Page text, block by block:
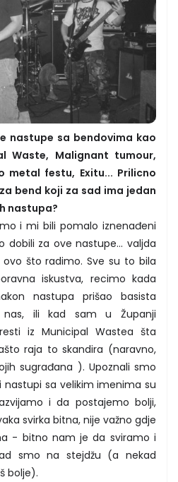
nastupe sa bendovima kao
Waste, Malignant tumour,
metal festu, Exitu... Prilicno
bend koji za sad ima jedan
nastupa?
i mi bili pomalo iznenađeni
dobili za ove nastupe... valjda
što radimo. Sve su to bila
iskustva, recimo kada
nastupa prišao basista
nas, ili kad sam u Županji
iz Municipal Wastea šta
raja to skandira (naravno,
sugrađana ). Upoznali smo
nastupi sa velikim imenima su
i da postajemo bolji,
svirka bitna, nije važno gdje
- bitno nam je da sviramo i
smo na stejdžu (a nekad
bolje).